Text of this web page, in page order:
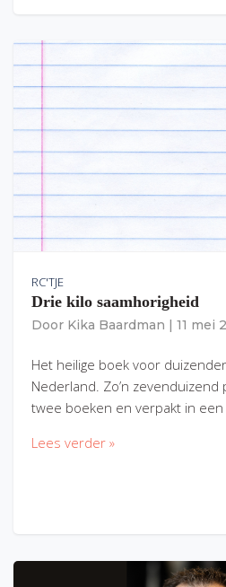
RC'TJE
Drie kilo saamhorigheid
Door Kika Baardman 11 mei
Het heilige boek voor
Nederland. Zo’n zevenduizend
twee boeken en verpakt in een
Lees verder »